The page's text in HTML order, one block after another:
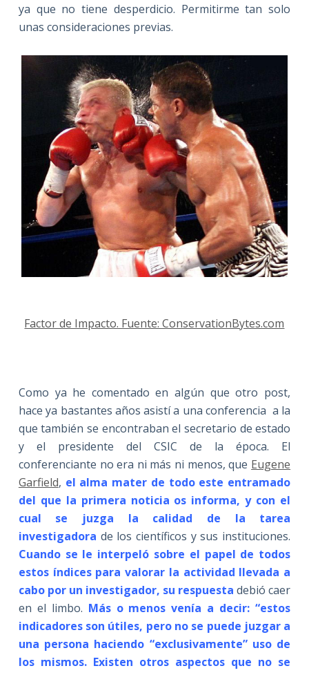
ya que no tiene desperdicio. Permitirme tan solo
unas consideraciones previas.
Factor de Impacto. Fuente: ConservationBytes.com
Como ya he comentado en algún que otro post,
hace ya bastantes años asistí a una conferencia a la
que también se encontraban el secretario de estado
y el presidente del CSIC de la época. El
conferenciante no era ni más ni menos, que Eugene
Garfield, el alma mater de todo este entramado
del que la primera noticia os informa, y con el
cual se juzga la calidad de la tarea
investigadora de los científicos y sus instituciones.
Cuando se le interpeló sobre el papel de todos
estos índices para valorar la actividad llevada a
cabo por un investigador, su respuesta debió caer
en el limbo. Más o menos venía a decir: “estos
indicadores son útiles, pero no se puede juzgar a
una persona haciendo “exclusivamente” uso de
los mismos. Existen otros aspectos que no se